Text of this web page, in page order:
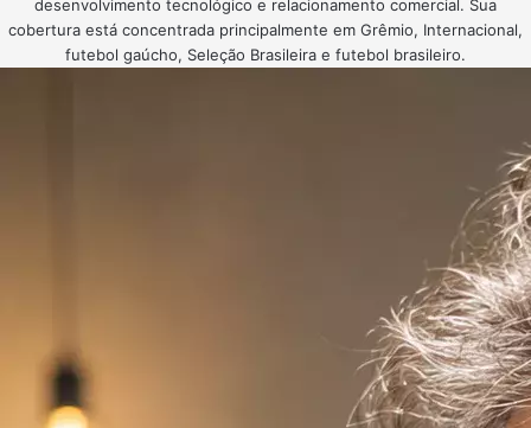
desenvolvimento tecnológico e relacionamento comercial. Sua
cobertura está concentrada principalmente em Grêmio, Internacional,
futebol gaúcho, Seleção Brasileira e futebol brasileiro.